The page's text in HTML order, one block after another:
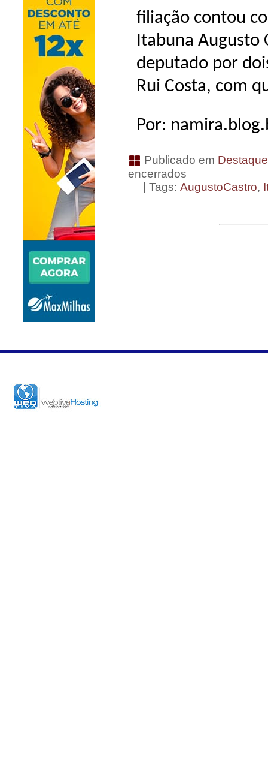
filiação contou
Itabuna Augusto
deputado por
Rui Costa, com
Por:
Publicado em
encerrados
| Tags: AugustoCastro,